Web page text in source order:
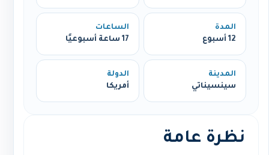
المدة
12 أسبوع
الساعات
17 ساعة أسبوعيًا
المدينة
سينسيناتي
الدولة
أمريكا
نظرة عامة